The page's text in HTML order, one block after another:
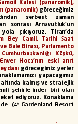
Kalesi (panaromik),
(panaromik) göreceğimiz
serbest zaman
sonrası Arnavutluk’un
çıkıyoruz. Tiran’da
Bey Camii, Tarihi Saat
Bale Binası, Parlamento
Köşkü,
Hoca’nın eski anıt
göreceğimiz yerler
yapacağımız
altında kalmış ve stratejik
şehirlerinden biri olan
ediyoruz. Konaklama
(4* Gardenland Resort